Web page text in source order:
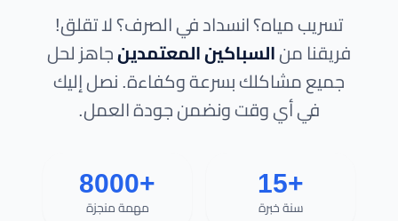
تسريب مياه؟ انسداد في الصرف؟ لا تقلق!
فريقنا منالسباكين المعتمدينجاهز لحل
جميع مشاكلك بسرعة وكفاءة. نصل إليك
في أي وقت ونضمن جودة العمل.
+15
سنة خبرة +8000مهمة منجزة